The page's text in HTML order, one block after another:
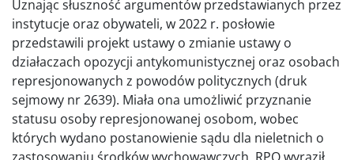
Uznając słuszność argumentów przedstawianych przez
instytucje oraz obywateli, w 2022 r. posłowie
przedstawili projekt ustawy o zmianie ustawy o
działaczach opozycji antykomunistycznej oraz osobach
represjonowanych z powodów politycznych (druk
sejmowy nr 2639). Miała ona umożliwić przyznanie
statusu osoby represjonowanej osobom, wobec
których wydano postanowienie sądu dla nieletnich o